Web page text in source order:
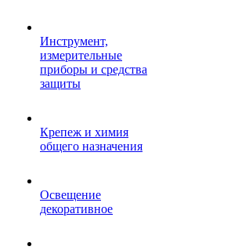
Инструмент,
измерительные
приборы и средства
защиты
Крепеж и химия
общего назначения
Освещение
декоративное